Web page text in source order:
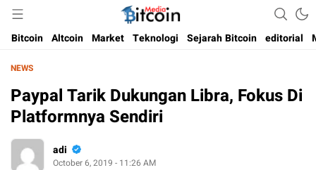
Bitcoin Media Indonesia
Media Bitcoin dan Cryptocurrency, dan Blockchain di Indonesia
Bitcoin Altcoin Market Teknologi Sejarah Bitcoin editorial
NEWS
Paypal Tarik Dukungan Libra, Fokus Di
Platformnya Sendiri
adi
October 6, 2019 - 11:26 AM